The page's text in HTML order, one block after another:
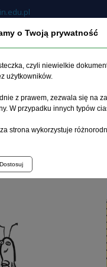
o Twoją prywatność
czyli niewielkie
użytkowników.
z prawem, zezwala się na
W przypadku innych typów
strona wykorzystuje
Dostosuj